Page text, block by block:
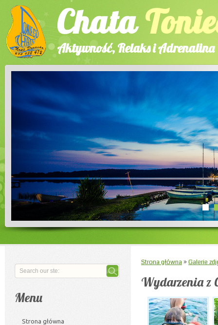
Chata
Aktywność, Relaks i Adrenalina
Strona główna »Galerie
Wydarzenia z
Menu
Strona główna